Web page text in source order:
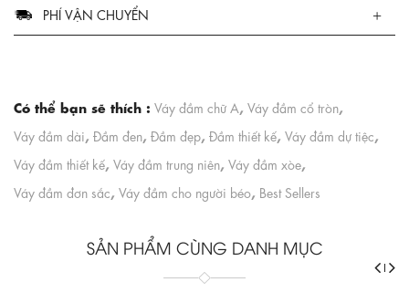
PHÍ VẬN CHUYỂN
Có thể bạn sẽ thích : Váy đầm chữ A, Váy đầm cổ tròn,
Váy đầm dài, Đầm đen, Đầm đẹp, Đầm thiết kế, Váy đầm dự tiệc,
Váy đầm thiết kế, Váy đầm trung niên, Váy đầm xòe,
Váy đầm đơn sắc, Váy đầm cho người béo, Best Sellers
SẢN PHẨM CÙNG DANH MỤC